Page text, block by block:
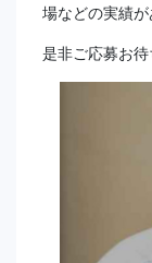
場などの実績
是非ご応募お